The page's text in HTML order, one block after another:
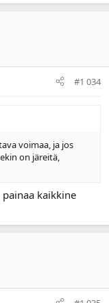
#1 034
voimaa, ja jos
on järeitä,
kaikkine